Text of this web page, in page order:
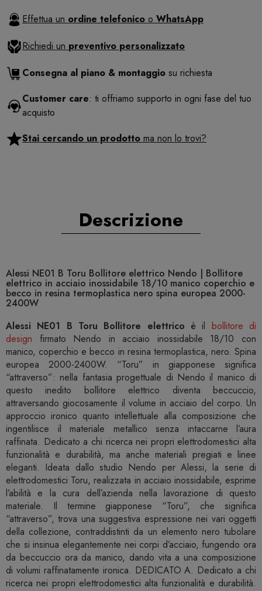
Effettua un ordine telefonico o WhatsApp
Richiedi un preventivo personalizzato
Consegna al piano & montaggio su richiesta
Customer care: ti offriamo supporto in ogni fase del tuo
acquisto
Stai cercando un prodotto ma non lo trovi?
Descrizione
Alessi NE01 B Toru Bollitore elettrico Nendo | Bollitore
elettrico in acciaio inossidabile 18/10 manico coperchio e
becco in resina termoplastica nero spina europea 2000-
2400W
Alessi NE01 B Toru Bollitore elettrico è il bollitore di
design firmato Nendo in acciaio inossidabile 18/10 con
manico, coperchio e becco in resina termoplastica, nero. Spina
europea 2000-2400W. “Toru” in giapponese significa
“attraverso”: nella fantasia progettuale di Nendo il manico di
questo inedito bollitore elettrico diventa beccuccio,
attraversando giocosamente il volume in acciaio del corpo. Un
approccio ironico quanto intellettuale alla composizione che
ingentilisce il materiale metallico senza intaccarne l’aura
raffinata. Dedicato a chi ricerca nei propri elettrodomestici alta
funzionalità e durabilità, ma anche materiali pregiati e linee
eleganti. Ideata dallo studio Nendo per Alessi, la serie di
elettrodomestici Toru, realizzata in acciaio inossidabile, esprime
l’abilità e la cura dell’azienda nella lavorazione di questo
materiale. Il termine giapponese “Toru”, che significa
“attraverso”, trova una suggestiva espressione nei vari oggetti
della collezione, contraddistinti da un elemento nero tubolare
che si insinua elegantemente nei corpi d’acciaio, fungendo ora
da beccuccio ora da manico, dando vita a una composizione
di volumi raffinatamente ironica. DEDICATO A. Dedicato a chi
ricerca nei propri elettrodomestici alta funzionalità e durabilità.